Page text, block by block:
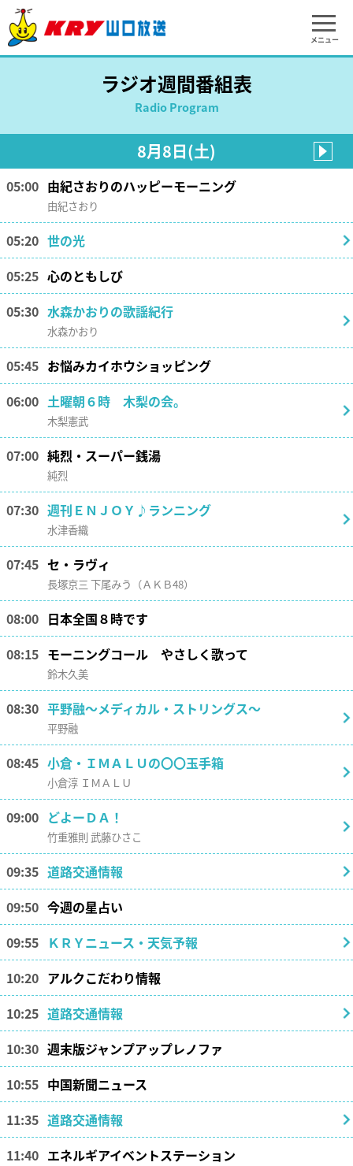
メニュー
ラジオ週間番組表
Radio Program
8月8日(土)
05:00 由紀さおりのハッピーモーニング
由紀さおり
05:20 世の光
05:25 心のともしび
05:30 水森かおりの歌謡紀行
水森かおり
05:45 お悩みカイホウショッピング
06:00 土曜朝６時 木梨の会。
木梨憲武
07:00 純烈・スーパー銭湯
純烈
07:30 週刊ＥＮＪＯＹ♪ランニング
水津香織
07:45 セ・ラヴィ
長塚京三 下尾みう（ＡＫＢ48）
08:00 日本全国８時です
08:15 モーニングコール やさしく歌って
鈴木久美
08:30 平野融～メディカル・ストリングス～
平野融
08:45 小倉・ＩＭＡＬＵの〇〇玉手箱
小倉淳 ＩＭＡＬＵ
09:00 どよーＤＡ！
竹重雅則 武藤ひさこ
09:35 道路交通情報
09:50 今週の星占い
09:55 ＫＲＹニュース・天気予報
10:20 アルクこだわり情報
10:25 道路交通情報
10:30 週末版ジャンプアップレノファ
10:55 中国新聞ニュース
11:35 道路交通情報
11:40 エネルギアイベントステーション